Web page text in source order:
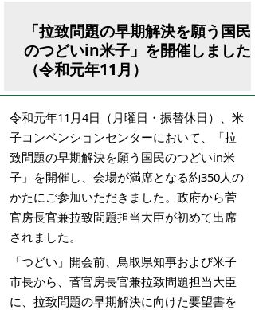
「拉致問題の早期解決を願う国民
のつどいin米子」を開催しました
（令和元年11月）
令和元年11月4日（月曜日・振替休日）、米
子コンベンションセンターにおいて、「拉
致問題の早期解決を願う国民のつどいin米
子」を開催し、会場が満席となる約350人の
かたにご参加いただきました。政府から菅
官房長官兼拉致問題担当大臣が初めて出席
されました。
「つどい」開会前、鳥取県知事および米子
市長から、菅官房長官兼拉致問題担当大臣
に、拉致問題の早期解決に向けた要望書を